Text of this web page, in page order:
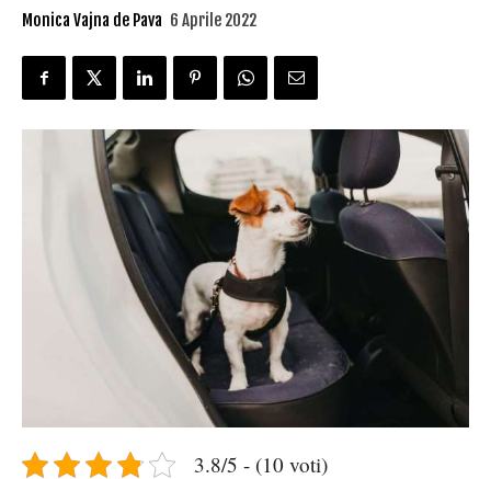
Monica Vajna de Pava 6 Aprile 2022
3.8/5 - (10 voti)